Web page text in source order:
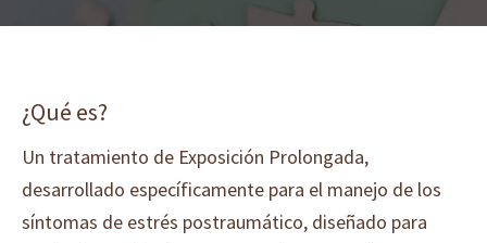
¿Qué es?
Un tratamiento de Exposición Prolongada,
desarrollado específicamente para el manejo de los
síntomas de estrés postraumático, diseñado para